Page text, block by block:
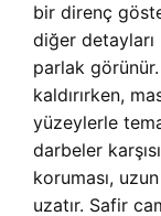
bir direnç
diğer
parlak
kaldırırken,
yüzeylerle
darbeler
koruması,
uzatır. Safir